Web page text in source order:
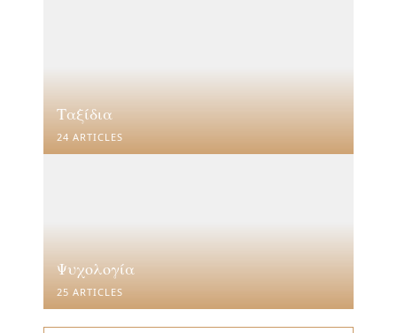
Ταξίδια
24 ARTICLES
Ψυχολογία
25 ARTICLES